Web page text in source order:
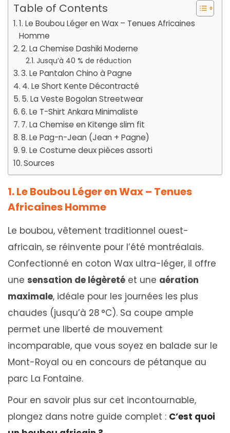
Table of Contents
1. Le Boubou Léger en Wax – Tenues Africaines
Homme
2. La Chemise Dashiki Moderne
Jusqu’à 40 % de réduction
3. Le Pantalon Chino à Pagne
4. Le Short Kente Décontracté
5. La Veste Bogolan Streetwear
6. Le T-Shirt Ankara Minimaliste
7. La Chemise en Kitenge slim fit
8. Le Pag-n-Jean (Jean + Pagne)
9. Le Costume deux pièces assorti
Sources
1. Le Boubou Léger en Wax– Tenues
Africaines Homme
Le boubou, vêtement traditionnel ouest-
africain, se réinvente pour l’été montréalais.
Confectionné en coton Wax ultra-léger, il offre
une sensation de légèreté et une aération
maximale, idéale pour les journées les plus
chaudes (jusqu’à 28 °C). Sa coupe ample
permet une liberté de mouvement
incomparable, que vous soyez en balade sur le
Mont-Royal ou en concours de pétanque au
parc La Fontaine.
Pour en savoir plus sur cet incontournable,
plongez dans notre guide complet : C’est quoi